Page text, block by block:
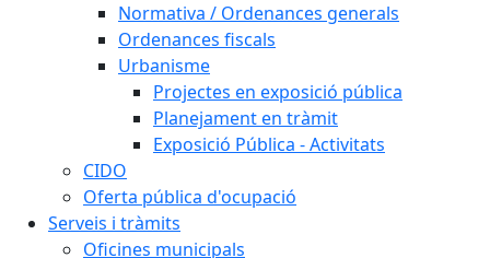
Normativa / Ordenances generals
Ordenances fiscals
Urbanisme
Projectes en exposició pública
Planejament en tràmit
Exposició Pública - Activitats
CIDO
Oferta pública d'ocupació
Serveis i tràmits
Oficines municipals